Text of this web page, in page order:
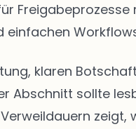
einfachen
klaren
Abschnitt sollte